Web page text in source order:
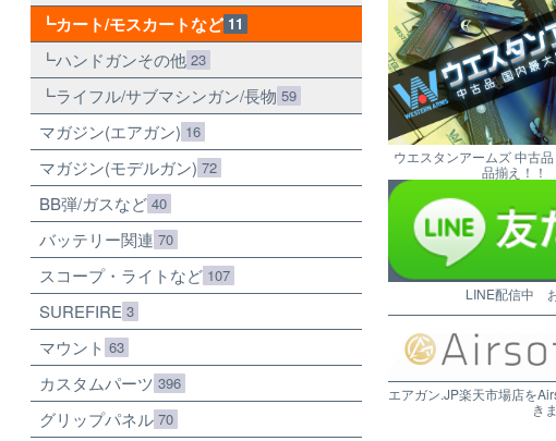
ウエスタンアームズ 中古
品揃え！！
LINE配信中
エアガン.JP楽天市場店を
き
カート/モスカートなど 11
ハンドガンその他 23
ライフル/サブマシンガン/長物 59
マガジン(エアガン) 16
マガジン(モデルガン) 72
BB弾/ガスなど 40
バッテリー関連 70
スコープ・ライトなど 107
SUREFIRE 3
マウント 63
カスタムパーツ 396
グリップパネル 70